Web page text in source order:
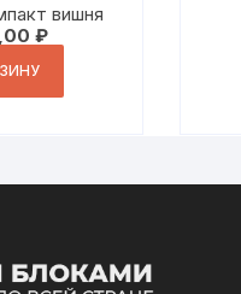
вишня
₽